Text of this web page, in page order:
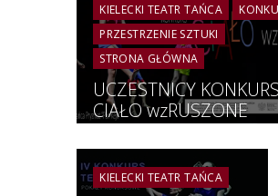
KIELECKI TEATR TAŃCA
PRZESTRZENIE SZTUKI
STRONA GŁÓWNA
UCZESTNICY
CIAŁO wzRUSZONE
KIELECKI TEATR TAŃCA